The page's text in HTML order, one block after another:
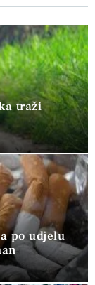
traži
po udjelu